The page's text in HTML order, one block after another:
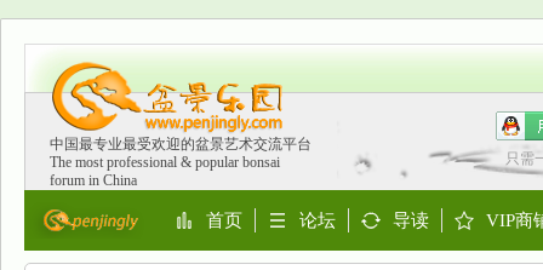
中国最专业最受欢迎的盆景艺术交流平台
The most professional & popular bonsai
forum in China
只需
首页 论坛 导读 VIP商